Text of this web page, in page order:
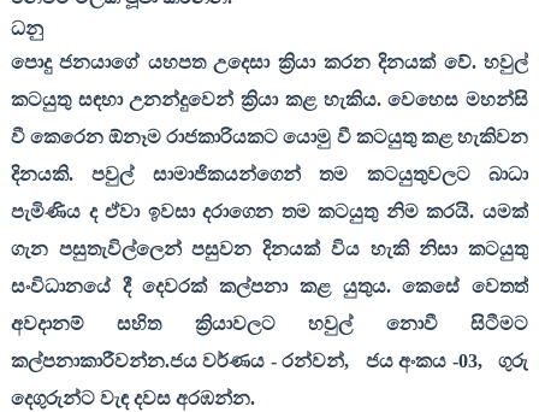
ධනු
පොදු ජනයාගේ යහපත උදෙසා ක්‍රියා කරන දිනයක් වේ. හවුල්
කටයුතු සඳහා උනන්දුවෙන් ක්‍රියා කළ හැකිය. වෙහෙස මහන්සි
වී කෙරෙන ඕනෑම රාජකාරියකට යොමු වී කටයුතු කළ හැකිවන
දිනයකි. පවුල් සාමාජිකයන්ගෙන් තම කටයුතුවලට බාධා
පැමිණිය ද ඒවා ඉවසා දරාගෙන තම කටයුතු නිම කරයි. යමක්
ගැන පසුතැවිල්ලෙන් පසුවන දිනයක් විය හැකි නිසා කටයුතු
සංවිධානයේ දී දෙවරක් කල්පනා කළ යුතුය. කෙසේ වෙතත්
අවදානම් සහිත ක්‍රියාවලට හවුල් නොවී සිටීමට
කල්පනාකාරීවන්න.ජය වර්ණය - රන්වන්, ජය අංකය -03,
ගුරු
දෙගුරුන්ට වැඳ දවස අරඹන්න.